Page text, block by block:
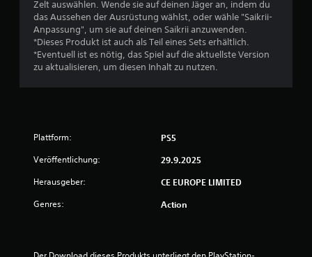
r
u
n
Zelt auswählen. Wende sie auf deinen Jäger an, indem du
das Aussehen der Ausrüstung wählst, oder wähle "Saikrii-
Anpassung", um sie auf deinen Saikrii anzuwenden.
*Dieses Produkt ist auch als Teil eines Sets erhältlich.
*Eventuell ist es nötig, das Spiel auf die aktuellste Version
zu aktualisieren, um diesen Inhalt zu nutzen.
Plattform: PS5
Veröffentlichung: 29.9.2025
Herausgeber: CE EUROPE LIMITED
Genres: Action